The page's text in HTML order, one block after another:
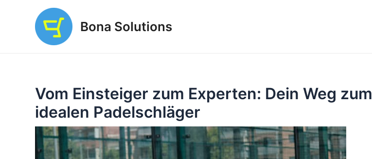
Bona Solutions
Vom Einsteiger zum Experten: Dein Weg zum
idealen Padelschläger